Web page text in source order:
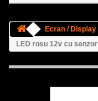
Ecran / Display
LED rosu 12v cu